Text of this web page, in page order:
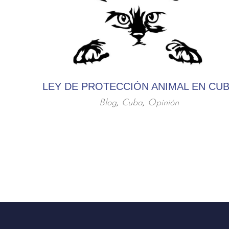
LEY DE PROTECCIÓN ANIMAL EN
Blog, Cuba, Opinión